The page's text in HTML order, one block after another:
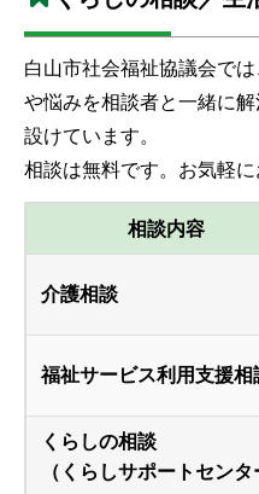
白山市社会福祉協議会で
や悩みを相談者と一緒に
設けています。
相談は無料です。お気軽に
相談内容
介護相談
福祉サービス利用支援相
くらしの相談
（くらしサポートセンタ